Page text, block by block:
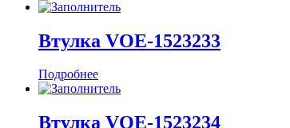
Втулка VOE-1523233
Подробнее
Втулка VOE-1523234